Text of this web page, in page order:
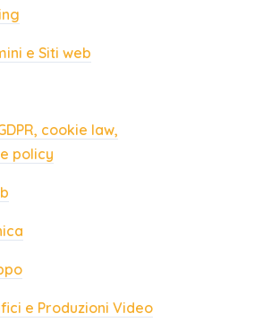
e Siti web
cookie law,
policy
e Produzioni Video